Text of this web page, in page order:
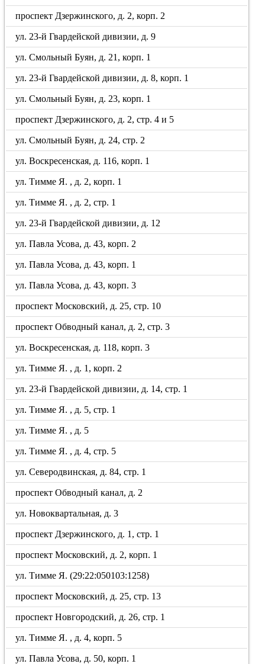
проспект Дзержинского, д. 2, корп. 2
ул. 23-й Гвардейской дивизии, д. 9
ул. Смольный Буян, д. 21, корп. 1
ул. 23-й Гвардейской дивизии, д. 8, корп. 1
ул. Смольный Буян, д. 23, корп. 1
проспект Дзержинского, д. 2, стр. 4 и 5
ул. Смольный Буян, д. 24, стр. 2
ул. Воскресенская, д. 116, корп. 1
ул. Тимме Я. , д. 2, корп. 1
ул. Тимме Я. , д. 2, стр. 1
ул. 23-й Гвардейской дивизии, д. 12
ул. Павла Усова, д. 43, корп. 2
ул. Павла Усова, д. 43, корп. 1
ул. Павла Усова, д. 43, корп. 3
проспект Московский, д. 25, стр. 10
проспект Обводный канал, д. 2, стр. 3
ул. Воскресенская, д. 118, корп. 3
ул. Тимме Я. , д. 1, корп. 2
ул. 23-й Гвардейской дивизии, д. 14, стр. 1
ул. Тимме Я. , д. 5, стр. 1
ул. Тимме Я. , д. 5
ул. Тимме Я. , д. 4, стр. 5
ул. Северодвинская, д. 84, стр. 1
проспект Обводный канал, д. 2
ул. Новоквартальная, д. 3
проспект Дзержинского, д. 1, стр. 1
проспект Московский, д. 2, корп. 1
ул. Тимме Я. (29:22:050103:1258)
проспект Московский, д. 25, стр. 13
проспект Новгородский, д. 26, стр. 1
ул. Тимме Я. , д. 4, корп. 5
ул. Павла Усова, д. 50, корп. 1